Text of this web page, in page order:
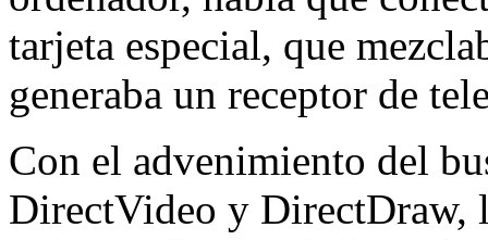
tarjeta especial, que
generaba un receptor de
Con el advenimiento del
DirectVideo y DirectDraw,